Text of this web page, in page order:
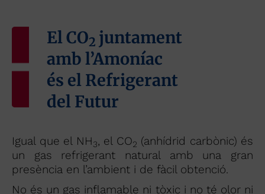
El CO2 juntament
amb l’Amoníac
és el Refrigerant
del Futur
Igual que el NH3, el CO2 (anhídrid carbònic) és
un gas refrigerant natural amb una gran
presència en l’ambient i de fàcil obtenció.
No és un gas inflamable ni tòxic i no té olor ni